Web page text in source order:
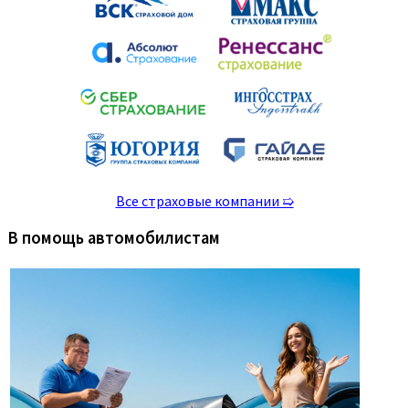
Все страховые компании ➯
В помощь автомобилистам